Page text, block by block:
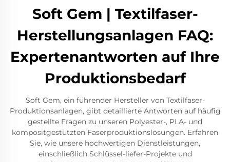
Soft Gem | Textilfaser-
Herstellungsanlagen FAQ:
Expertenantworten auf Ihre
Produktionsbedarf
Soft Gem, ein führender Hersteller von Textilfaser-
Produktionsanlagen, gibt detaillierte Antworten auf häufig
gestellte Fragen zu unseren Polyester-, PLA- und
kompositgestützten Faserproduktionslösungen. Erfahren
Sie, wie unsere hochwertigen Dienstleistungen,
einschließlich Schlüssel-liefer-Projekte und